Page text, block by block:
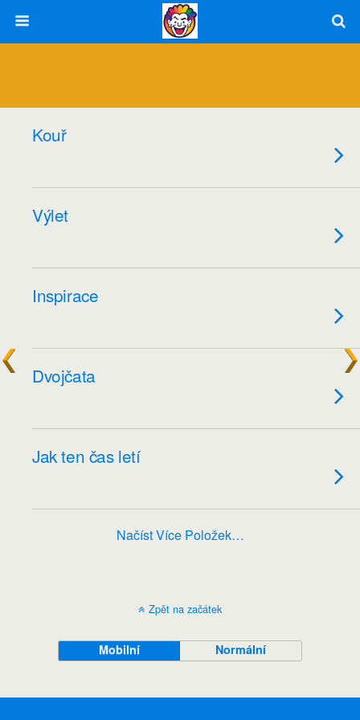
Kouř
Výlet
Inspirace
Dvojčata
Jak ten čas letí
Načíst Více Položek…
Zpět na začátek
Mobilní Normální